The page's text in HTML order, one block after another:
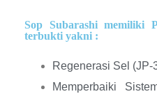
Sop Subarashi memiliki
terbukti yakni :
Regenerasi Sel (JP-
Memperbaiki